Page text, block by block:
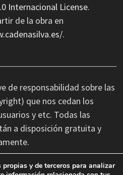
Internacional License.
de la obra en
.
de responsabilidad sobre las
que nos cedan los
y etc. Todas las
a disposición gratuita y
y de terceros para analizar